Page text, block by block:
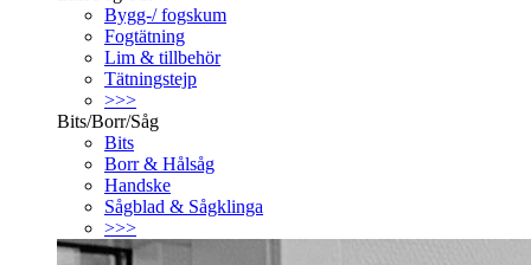
Bygg-/ fogskum
Fogtätning
Lim & tillbehör
Tätningstejp
>>>
Bits/Borr/Såg
Bits
Borr & Hålsåg
Handske
Sågblad & Sågklinga
>>>